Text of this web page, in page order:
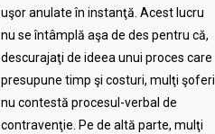
uşor anulate în instanţă. Acest lucru
nu se întâmplă aşa de des pentru că,
descurajaţi de ideea unui proces care
presupune timp şi costuri, mulţi şoferi
nu contestă procesul-verbal de
contravenţie. Pe de altă parte, mulţi